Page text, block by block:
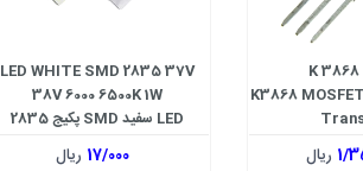
LED WHITE SMD 2835 37V
38V 6000 6500K 1W
LED سفید SMD پکیج 2835
17/000 ریال
K 3868
ترانزیستور ماسفت K3868 MOSFET
1/ ریال